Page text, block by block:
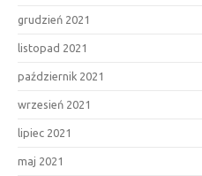
grudzień 2021
listopad 2021
październik 2021
wrzesień 2021
lipiec 2021
maj 2021